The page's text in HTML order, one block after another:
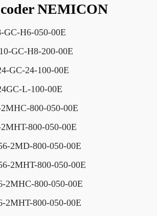
NEMICON
GC-H6-050-00E
GC-H8-200-00E
GC-24-100-00E
L-100-00E
800-050-00E
800-050-00E
2MD-800-050-00E
2MHT-800-050-00E
2MHC-800-050-00E
2MHT-800-050-00E